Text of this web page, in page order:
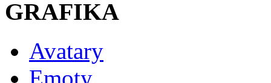
GRAFIKA
Avatary